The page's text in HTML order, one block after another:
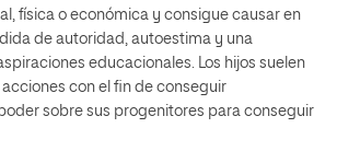
física o económica y consigue causar en
de autoridad, autoestima y una
educacionales. Los hijos suelen
acciones con el fin de conseguir
sobre sus progenitores para conseguir